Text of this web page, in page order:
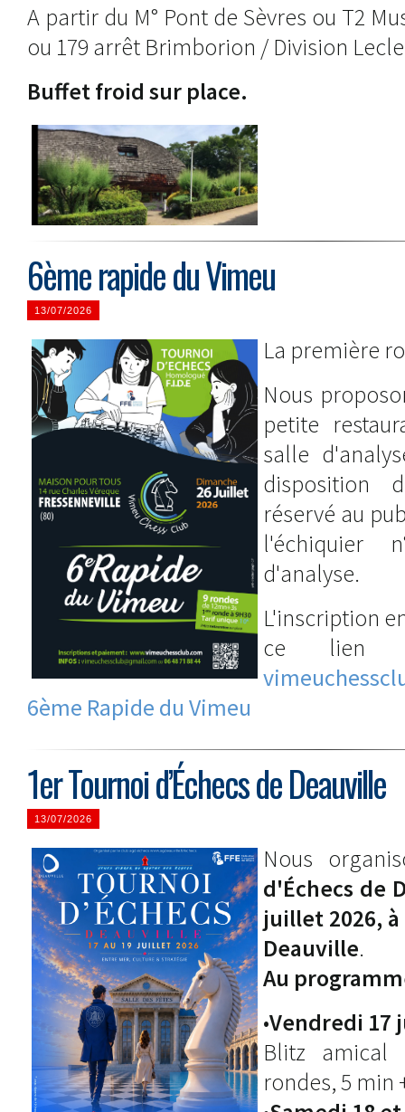
A partir du M° Pont de Sèvres ou T2
ou 179 arrêt Brimborion / Division
Buffet froid sur place.
6ème rapide du Vimeu
13/07/2026
La première
Nous
petite
salle
disposition
réservé au
l'échiquier
d'analyse.
L'inscription
ce lien
6ème Rapide du Vimeu
1er Tournoi d’Échecs de Deauville
13/07/2026
Nous
d'Échecs de
juillet 2026,
Deauville.
Au
•Vendredi 17
Blitz
rondes, 5 min